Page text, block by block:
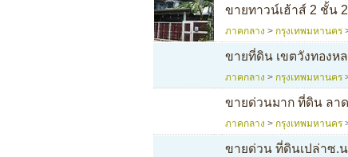
ขายทาวน์เฮ้าส์ 2 ชั้น
ภาคกลาง > กรุงเทพมหานคร
ขายที่ดิน เขตวังทองห
ภาคกลาง > กรุงเทพมหานคร
ขายด่วนมาก ที่ดิน ลา
ภาคกลาง > กรุงเทพมหานคร
ขายด่วน ที่ดินเปล่าซ.